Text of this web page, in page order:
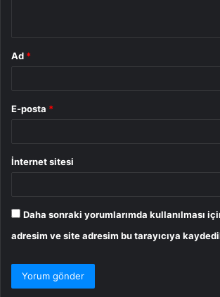
Ad *
E-posta *
İnternet sitesi
Daha sonraki yorumlarımda kullanılması
adresim ve site adresim bu tarayıcıya